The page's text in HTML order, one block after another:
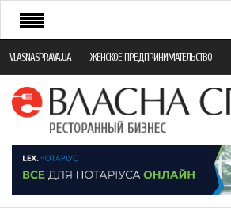
VLASNASPRAVA.UA ЖЕНСКОЕ ПРЕДПРИНИМАТЕЛЬСТВО
НОВИНИ РЕСТОРАННОГО БІЗНЕСУ
ЯК ВІДКРИТИ ТА УСПІШНО КЕРУВАТИ
МОНІТОРИНГ ЗАКОНОДАВСТВА